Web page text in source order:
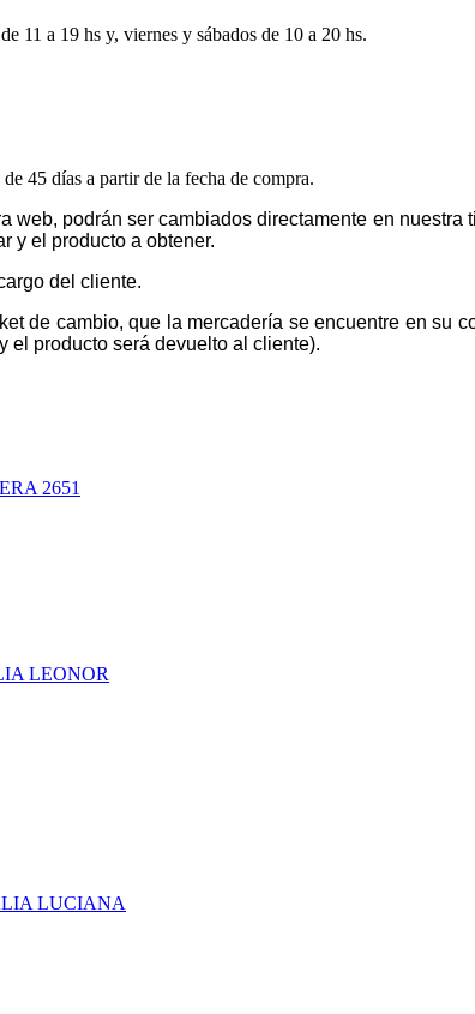
11 a 19 hs y, viernes y sábados de 10 a 20 hs.
45 días a partir de la fecha de compra.
web, podrán ser cambiados directamente en
y el producto a obtener.
del cliente.
de cambio, que la mercadería se encuentre en
el producto será devuelto al cliente).